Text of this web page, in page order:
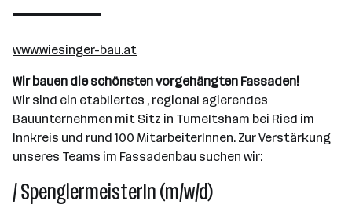
Tumeltsham
www.wiesinger-bau.at
Wir bauen die schönsten vorgehängten Fassaden!
Wir sind ein etabliertes , regional agierendes
Bauunternehmen mit Sitz in Tumeltsham bei Ried im
Innkreis und rund 100 MitarbeiterInnen. Zur Verstärkung
unseres Teams im Fassadenbau suchen wir:
/ SpenglermeisterIn (m/w/d)